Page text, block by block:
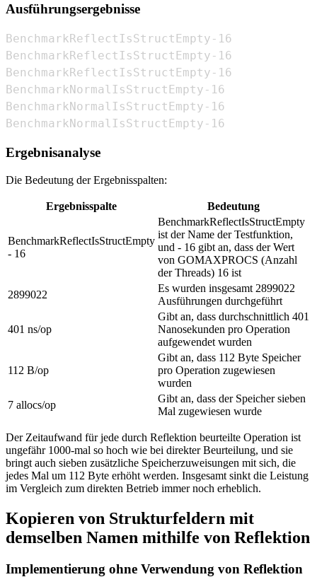
Ausführungsergebnisse
Ergebnisanalyse
Die Bedeutung der Ergebnisspalten:
Ergebnisspalte Bedeutung
BenchmarkReflectIsStructEmpty
- 16
BenchmarkReflectIsStructEmpty
ist der Name der Testfunktion,
und - 16 gibt an, dass der Wert
von GOMAXPROCS (Anzahl
der Threads) 16 ist
2899022
Es wurden insgesamt 2899022
Ausführungen durchgeführt
401 ns/op
Gibt an, dass durchschnittlich 401
Nanosekunden pro Operation
aufgewendet wurden
112 B/op
Gibt an, dass 112 Byte Speicher
pro Operation zugewiesen
wurden
7 allocs/op
Gibt an, dass der Speicher sieben
Mal zugewiesen wurde
Der Zeitaufwand für jede durch Reflektion beurteilte Operation ist
ungefähr 1000-mal so hoch wie bei direkter Beurteilung, und sie
bringt auch sieben zusätzliche Speicherzuweisungen mit sich, die
jedes Mal um 112 Byte erhöht werden. Insgesamt sinkt die Leistung
im Vergleich zum direkten Betrieb immer noch erheblich.
Kopieren von Strukturfeldern mit
demselben Namen mithilfe von Reflektion
Implementierung ohne Verwendung von Reflektion